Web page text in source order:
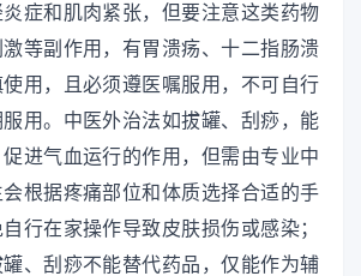
症和肌肉紧张，但要注意这类药物
等副作用，有胃溃疡、十二指肠溃
用，且必须遵医嘱服用，不可自行
用。中医外治法如拔罐、刮痧，能
进气血运行的作用，但需由专业中
根据疼痛部位和体质选择合适的手
行在家操作导致皮肤损伤或感染；
、刮痧不能替代药品，仅能作为辅